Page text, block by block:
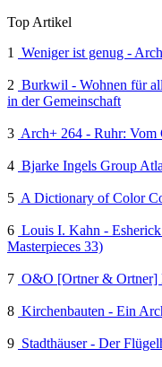
Top Artikel
1
Weniger ist genug -
2 Burkwil - Wohnen für
in der Gemeinschaft
3 Arch+ 264 - Ruhr: Vom
4 Bjarke Ingels Group
5 A Dictionary of Color
6 Louis I. Kahn -
Masterpieces 33)
7 O&O [Ortner & Ortner]
8 Kirchenbauten - Ein
9 Stadthäuser - Der